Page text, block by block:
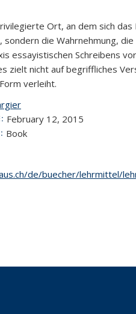
Ort, an dem sich
die Wahrnehmung,
essayistischen Schreibens
zielt nicht auf begriffliches
verleiht.
February 12, 2015
Book
de/buecher/lehrmittel/